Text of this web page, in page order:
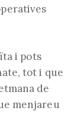
i pots
tot i que
de
menjareu